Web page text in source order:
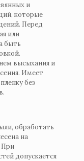
и
которые
Перед
или
быть
высыхания и
Имеет
без
обработать
на
При
допускается